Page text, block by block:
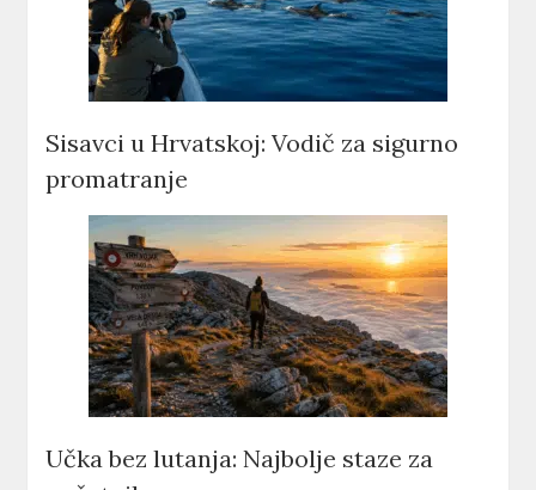
Sisavci u Hrvatskoj: Vodič za sigurno
promatranje
Učka bez lutanja: Najbolje staze za